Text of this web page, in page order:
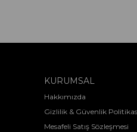
KURUMSAL
Hakkımızda
Gizlilik & Güvenlik
Mesafeli Satış Sözleşmesi